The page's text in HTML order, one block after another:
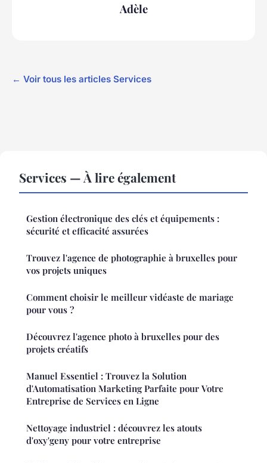
Adèle
← Voir tous les articles Services
Services — À lire également
Gestion électronique des clés et équipements :
sécurité et efficacité assurées
Trouvez l'agence de photographie à bruxelles pour
vos projets uniques
Comment choisir le meilleur vidéaste de mariage
pour vous ?
Découvrez l'agence photo à bruxelles pour des
projets créatifs
Manuel Essentiel : Trouvez la Solution
d'Automatisation Marketing Parfaite pour Votre
Entreprise de Services en Ligne
Nettoyage industriel : découvrez les atouts
d'oxy'geny pour votre entreprise